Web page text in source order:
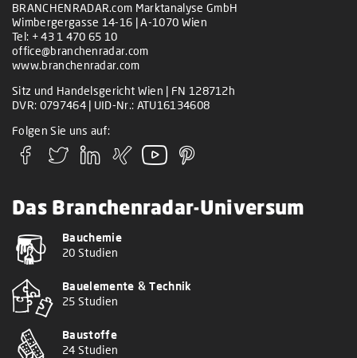
BRANCHENRADAR.com Marktanalyse GmbH
Wimbergergasse 14-16 | A-1070 Wien
Tel: + 43 1 470 65 10
office@branchenradar.com
www.branchenradar.com
Sitz und Handelsgericht Wien | FN 128712h
DVR: 0797464 | UID-Nr.: ATU16134608
Folgen Sie uns auf:
Das Branchenradar-Universum
Bauchemie
20 Studien
Bauelemente & Technik
25 Studien
Baustoffe
24 Studien